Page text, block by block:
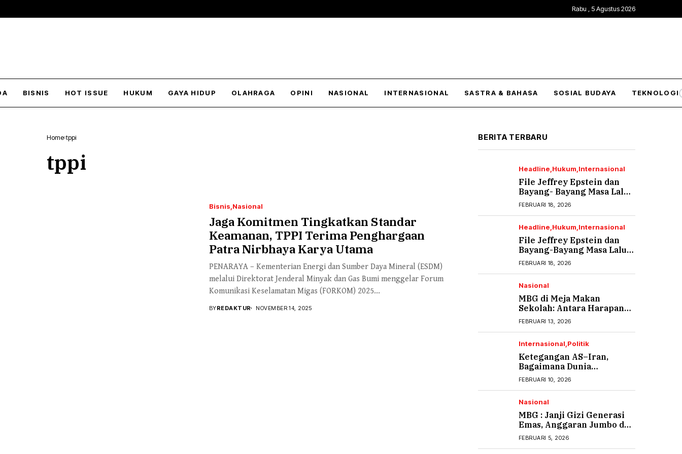
Rabu , 5 Agustus 2026
BISNIS HOT ISSUE HUKUM GAYA HIDUP OLAHRAGA OPINI NASIONAL INTERNASIONAL SASTRA & BAHASA SOSIAL BUDAYA TEKNOLOGI
Home tppi
tppi
Bisnis Nasional
Jaga Komitmen Tingkatkan Standar
Keamanan, TPPI Terima Penghargaan
Patra Nirbhaya Karya Utama
PENARAYA – Kementerian Energi dan Sumber Daya Mineral (ESDM)
melalui Direktorat Jenderal Minyak dan Gas Bumi menggelar Forum
Komunikasi Keselamatan Migas (FORKOM) 2025...
BYREDAKTUR NOVEMBER 14, 2025
BERITA TERBARU
Headline Hukum Internasional
File Jeffrey Epstein dan
Bayang- Bayang Masa Lalu
yang Tak Pernah Usai (2)
FEBRUARI 18, 2026
Headline Hukum Internasional
File Jeffrey Epstein dan
Bayang-Bayang Masa Lalu
yang Tak Pernah Usai (1)
FEBRUARI 18, 2026
Nasional
MBG di Meja Makan
Sekolah: Antara Harapan
Gizi dan Rasa Cemas Orang
FEBRUARI 13, 2026
Internasional Politik
Ketegangan AS–Iran,
Bagaimana Dunia
Menyikapi?
FEBRUARI 10, 2026
Nasional
MBG : Janji Gizi Generasi
Emas, Anggaran Jumbo dan
Ancaman Keracunan
FEBRUARI 5, 2026